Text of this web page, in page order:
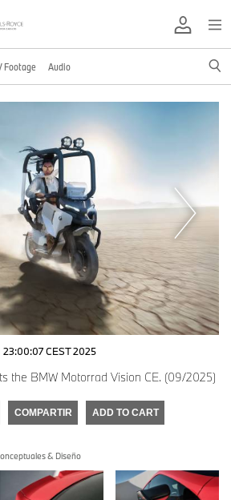
Footage Audio
23:00:07 CEST 2025
the BMW Motorrad Vision CE. (09/2025)
COMPARTIR ADD TO CART
& Diseño